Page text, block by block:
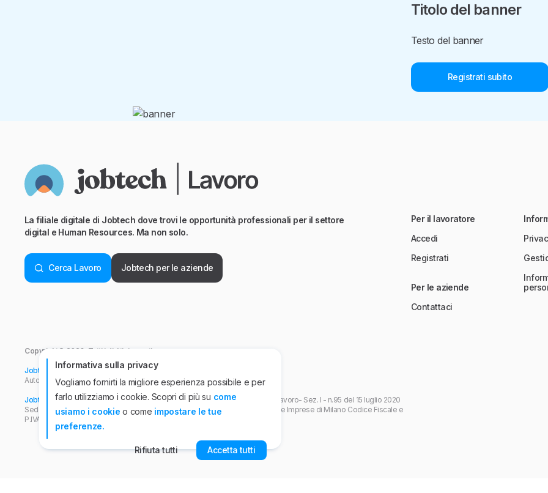
Titolo del banner
Testo del banner
Registrati subito
La filiale digitale di Jobtech dove trovi le opportunità professionali per il settore
digital e Human Resources. Ma non solo.
Cerca Lavoro Jobtech per le aziende
Per il lavoratore
Accedi
Registrati
Per le aziende
Contattaci
Copyright© 2026. Tutti i diritti riservati.
Jobtech srl- Viale Abruzzi, 94 - 20131 Milano.
Autorizzazione ANPAL n°44 del 26/04/2022. P.IVA n° 10863920962
Jobtech International APSIscrizione all'Albo Informatico delle Agenzie per il Lavoro- Sez. I - n.95 del 15 luglio 2020
Sede operativa, viale Abruzzi, 94 - 20131 Milano. Iscritta presso il Registro delle Imprese di Milano Codice Fiscale e
P.IVA n° 10501920960
Informativa sulla privacy
Vogliamo fornirti la migliore esperienza possibile e per
farlo utilizziamo i cookie. Scopri di più su come
usiamo i cookie o come impostare le tue
preferenze.
Rifiuta tutti Accetta tutti